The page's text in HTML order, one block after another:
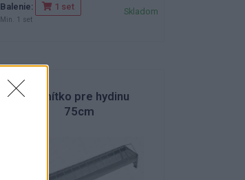
Balenie: 1 set
Min. 1 set
Skladom
Krmítko pre hydinu
75cm